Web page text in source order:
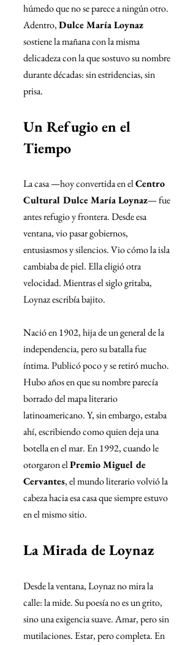
húmedo que no se parece a ningún otro.
Adentro, Dulce María Loynaz
sostiene la mañana con la misma
delicadeza con la que sostuvo su nombre
durante décadas: sin estridencias, sin
prisa.
Un Refugio en el
Tiempo
La casa —hoy convertida en el Centro
Cultural Dulce María Loynaz— fue
antes refugio y frontera. Desde esa
ventana, vio pasar gobiernos,
entusiasmos y silencios. Vio cómo la isla
cambiaba de piel. Ella eligió otra
velocidad. Mientras el siglo gritaba,
Loynaz escribía bajito.
Nació en 1902, hija de un general de la
independencia, pero su batalla fue
íntima. Publicó poco y se retiró mucho.
Hubo años en que su nombre parecía
borrado del mapa literario
latinoamericano. Y, sin embargo, estaba
ahí, escribiendo como quien deja una
botella en el mar. En 1992, cuando le
otorgaron el Premio Miguel de
Cervantes, el mundo literario volvió la
cabeza hacia esa casa que siempre estuvo
en el mismo sitio.
La Mirada de Loynaz
Desde la ventana, Loynaz no mira la
calle: la mide. Su poesía no es un grito,
sino una exigencia suave. Amar, pero sin
mutilaciones. Estar, pero completa. En